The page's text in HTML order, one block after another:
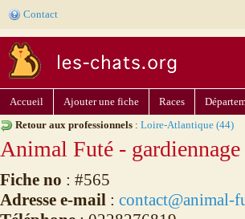
Contact
Accueil Ajouter une fiche Races
Retour aux professionnels : Loire-Atlantique (44)
Animal Futé -
Fiche no : #565
Adresse e-mail : contact@animal-